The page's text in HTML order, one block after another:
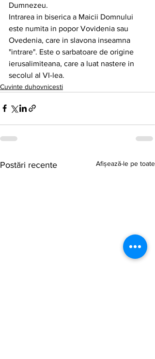
Dumnezeu.
Intrarea in biserica a Maicii Domnului
este numita in popor Vovidenia sau
Ovedenia, care in slavona inseamna
"intrare". Este o sarbatoare de origine
ierusalimiteana, care a luat nastere in
secolul al VI-lea.
Cuvinte duhovnicesti
Postări recente Afișează-le pe toate